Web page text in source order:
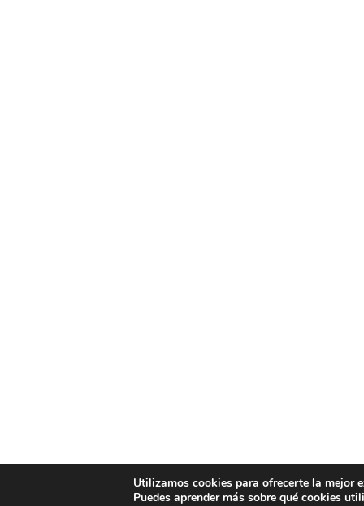
Utilizamos cookies para ofrecerte la mejor
Puedes aprender más sobre qué cookies